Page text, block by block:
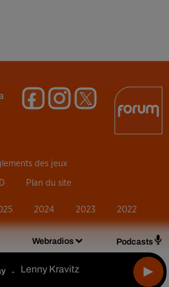
Webradios Podcasts
- Lenny Kravitz
des jeux
Plan du site
2024 2023 2022